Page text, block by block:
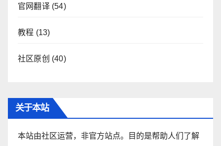
官网翻译(54)
教程 (13)
社区原创 (40)
关于本站
本站由社区运营，非官方站点。目的是帮助人们了解